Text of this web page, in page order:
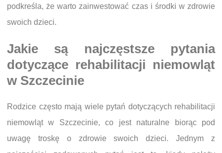
podkreśla, że warto zainwestować czas i środki w zdrowie
swoich dzieci.
Jakie są najczęstsze pytania
dotyczące rehabilitacji niemowląt
w Szczecinie
Rodzice często mają wiele pytań dotyczących rehabilitacji
niemowląt w Szczecinie, co jest naturalne biorąc pod
uwagę troskę o zdrowie swoich dzieci. Jednym z